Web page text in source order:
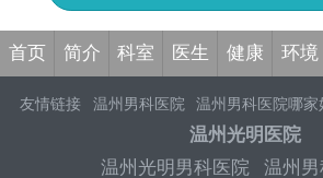
首页 简介 科室 医生 健康 环境
友情链接 温州男科医院 温州男科医院哪家
温州男科医院哪家好比较
温州光明医院
温州光明男科医院
温州